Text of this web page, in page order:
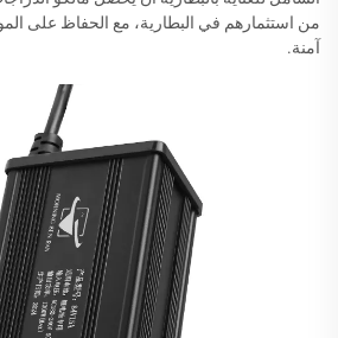
من استثمارهم في البطارية، مع الحفاظ على
آمنة.